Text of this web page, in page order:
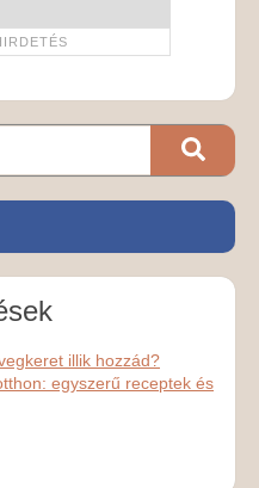
illik hozzád?
egyszerű receptek és